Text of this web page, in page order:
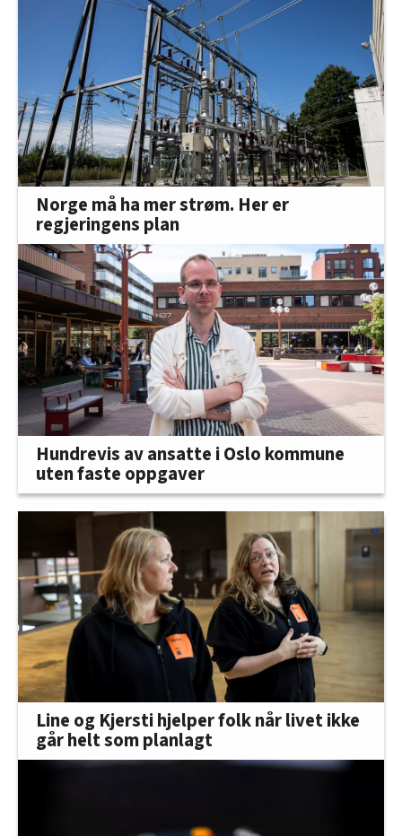
Norge må ha mer strøm. Her er
regjeringens plan
Hundrevis av ansatte i Oslo kommune
uten faste oppgaver
Line og Kjersti hjelper folk når livet ikke
går helt som planlagt